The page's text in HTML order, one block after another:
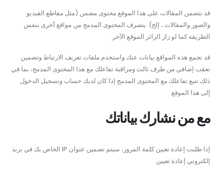
قد تتضمن المقالات على هذا الموقع محتوى مضمن (مثل مقاطع الفيديو
والصور والمقالات ، إلخ). يتصرف المحتوى المدمج من مواقع أخرى بنفس
الطريقة كما لو زار الزائر الموقع الآخر.
قد تجمع هذه المواقع بيانات عنك واستخدم ملفات تعريف الارتباط وتضمين
تعقب إضافي من طرف ثالث ومراقبة تفاعلك مع هذا المحتوى المدمج، بما في
ذلك تتبع تفاعلك مع المحتوى المدمج إذا كان لديك حساب وتسجيل الدخول
إلى هذا الموقع.
مع من نشارك بياناتك
إذا طلبت إعادة تعيين كلمة المرور، سيتم تضمين عنوان IP الخاص بك في بريد
إلكتروني إعادة تعيين.